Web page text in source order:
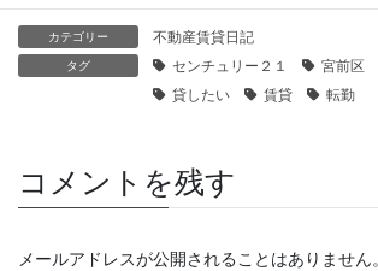
カテゴリー 不動産賃貸日記
タグ センチュリー２１ 宮前区
貸したい
賃貸 転勤
コメントを残す
メールアドレスが公開されることはありません。